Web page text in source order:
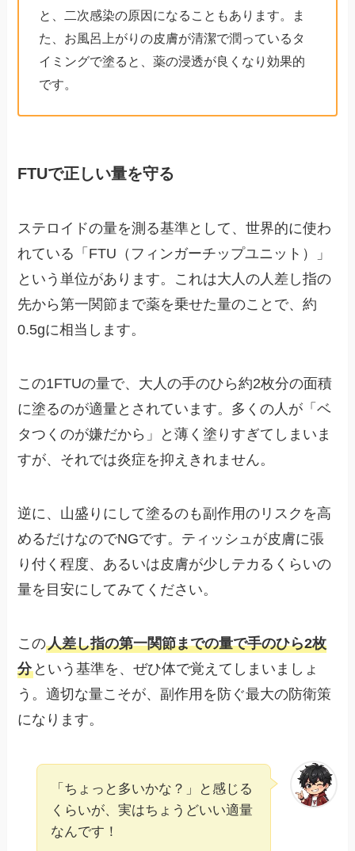
と、二次感染の原因になることもあります。ま
た、お風呂上がりの皮膚が清潔で潤っているタ
イミングで塗ると、薬の浸透が良くなり効果的
です。
FTUで正しい量を守る
ステロイドの量を測る基準として、世界的に使わ
れている「FTU（フィンガーチップユニット）」
という単位があります。これは大人の人差し指の
先から第一関節まで薬を乗せた量のことで、約
0.5gに相当します。
この1FTUの量で、大人の手のひら約2枚分の面積
に塗るのが適量とされています。多くの人が「ベ
タつくのが嫌だから」と薄く塗りすぎてしまいま
すが、それでは炎症を抑えきれません。
逆に、山盛りにして塗るのも副作用のリスクを高
めるだけなのでNGです。ティッシュが皮膚に張
り付く程度、あるいは皮膚が少しテカるくらいの
量を目安にしてみてください。
この人差し指の第一関節までの量で手のひら2枚
分 という基準を、ぜひ体で覚えてしまいましょ
う。適切な量こそが、副作用を防ぐ最大の防衛策
になります。
「ちょっと多いかな？」と感じる
くらいが、実はちょうどいい適量
なんです！